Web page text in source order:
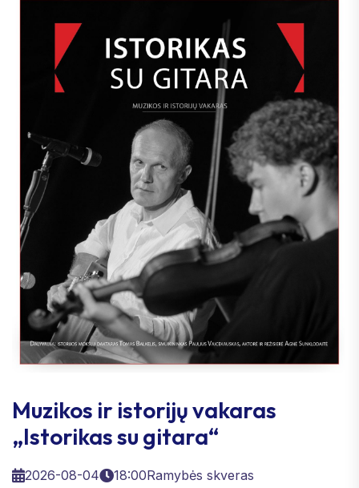
Muzikos ir istorijų vakaras
„Istorikas su gitara“
2026-08-04 18:00Ramybės skveras